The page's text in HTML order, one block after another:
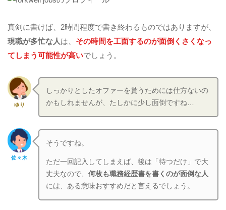
真剣に書けば、2時間程度で書き終わるものではありますが、
現職が多忙な人は、 その時間を工面するのが面倒くさくなっ
てしまう可能性が高いでしょう。
ゆり
しっかりとしたオファーを貰うためには仕方ないの
かもしれませんが、たしかに少し面倒ですね…
佐々木
そうですね。
ただ一回記入してしまえば、後は「待つだけ」で大
丈夫なので、何枚も職務経歴書を書くのが面倒な人
には、ある意味おすすめだと言えるでしょう。